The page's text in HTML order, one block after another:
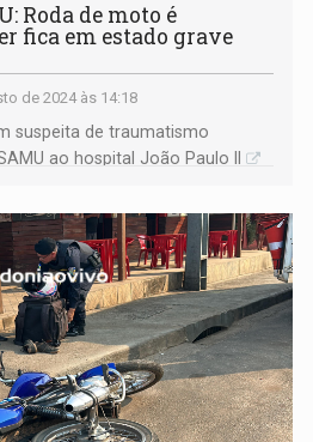
Roda de moto é
fica em estado grave
de 2024 às 14:18
suspeita de traumatismo
ao hospital João Paulo II